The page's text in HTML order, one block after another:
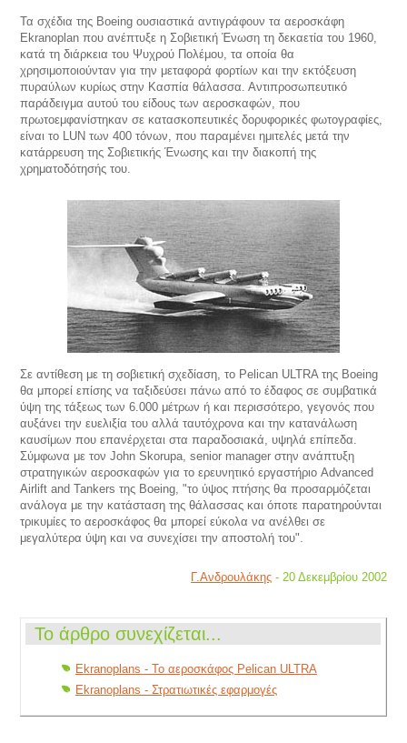
Τα σχέδια της Boeing ουσιαστικά αντιγράφουν τα αεροσκάφη
Ekranoplan που ανέπτυξε η Σοβιετική Ένωση τη δεκαετία του 1960,
κατά τη διάρκεια του Ψυχρού Πολέμου, τα οποία θα
χρησιμοποιούνταν για την μεταφορά φορτίων και την εκτόξευση
πυραύλων κυρίως στην Κασπία θάλασσα. Αντιπροσωπευτικό
παράδειγμα αυτού του είδους των αεροσκαφών, που
πρωτοεμφανίστηκαν σε κατασκοπευτικές δορυφορικές φωτογραφίες,
είναι το LUN των 400 τόνων, που παραμένει ημιτελές μετά την
κατάρρευση της Σοβιετικής Ένωσης και την διακοπή της
χρηματοδότησής του.
Σε αντίθεση με τη σοβιετική σχεδίαση, το Pelican ULTRA της Boeing
θα μπορεί επίσης να ταξιδεύσει πάνω από το έδαφος σε συμβατικά
ύψη της τάξεως των 6.000 μέτρων ή και περισσότερο, γεγονός που
αυξάνει την ευελιξία του αλλά ταυτόχρονα και την κατανάλωση
καυσίμων που επανέρχεται στα παραδοσιακά, υψηλά επίπεδα.
Σύμφωνα με τον John Skorupa, senior manager στην ανάπτυξη
στρατηγικών αεροσκαφών για το ερευνητικό εργαστήριο Advanced
Airlift and Tankers της Boeing, "το ύψος πτήσης θα προσαρμόζεται
ανάλογα με την κατάσταση της θάλασσας και όποτε παρατηρούνται
τρικυμίες το αεροσκάφος θα μπορεί εύκολα να ανέλθει σε
μεγαλύτερα ύψη και να συνεχίσει την αποστολή του".
Γ.Ανδρουλάκης - 20 Δεκεμβρίου 2002
Το άρθρο συνεχίζεται...
Ekranoplans - Το αεροσκάφος Pelican ULTRA
Ekranoplans - Στρατιωτικές εφαρμογές